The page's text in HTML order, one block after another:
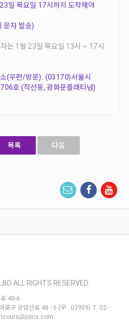
일 목요일 17시까지 도착해야
문자 발송)
는 1월 23일 목요일 13시 ~ 17시
(우편/방문): (03170)서울시
호 (적선동, 광화문플래티넘)
목록 다음
ALL RIGHTS RESERVED.
48-6
포구 상암산로 48 - 6 (우 : 03909) T. 02-